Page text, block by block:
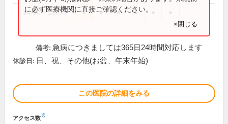
14:00～18:00 ● ● ● ●
に必ず医療機関に直接ご確認ください。
×閉じる
備考: 急病につきましては365日24時間対応します
休診日: 日、祝、その他(お盆、年末年始)
この医院の詳細をみる
アクセス数※